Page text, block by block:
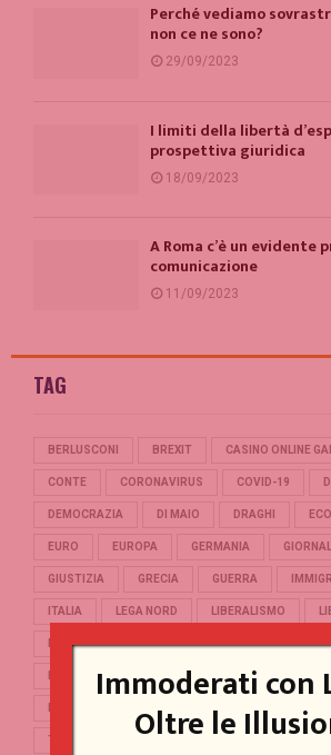
Perché vediamo
non ce ne sono?
29/09/2023
I limiti della libertà
prospettiva giuridica
18/09/2023
A Roma c’è un evidente
comunicazione
11/09/2023
TAG
BERLUSCONI BREXIT CASINO ONLINE
CONTE CORONAVIRUS COVID-19
DEMOCRAZIA DI MAIO DRAGHI
EURO EUROPA GERMANIA
GIUSTIZIA GRECIA GUERRA
ITALIA LEGA NORD LIBERALISMO
MERKEL OCCIDENTE PD POLITICA
REFERENDUM RENZI
SALVINI SCUOLA STORIA
TRUMP
Immoderati con
Oltre le